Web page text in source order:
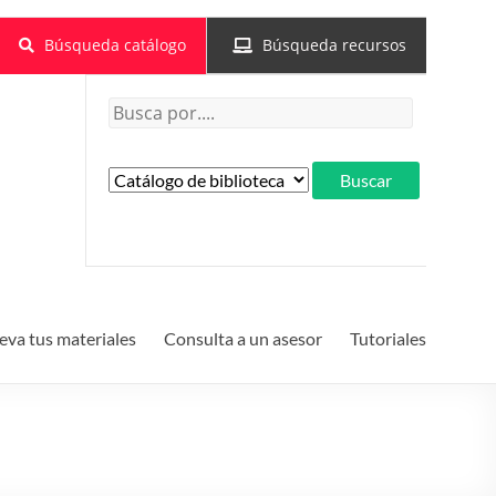
Búsqueda catálogo Búsqueda recursos
tus materiales Consulta a un asesor Tutoriales